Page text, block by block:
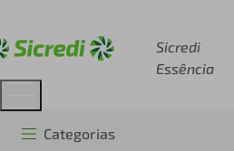
Sicredi
Essência
Categorias